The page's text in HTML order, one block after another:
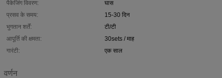
पैकेजिंग विवरण:
घास
प्रसव के समय:
15-30 दिन
भुगतान शर्तें:
टी/टी
आपूर्ति की क्षमता:
30sets / माह
गारंटी:
एक साल
वर्णन